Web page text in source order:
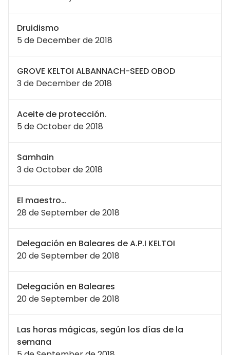
Druidismo
5 de December de 2018
GROVE KELTOI ALBANNACH-SEED OBOD
3 de December de 2018
Aceite de protección.
5 de October de 2018
Samhain
3 de October de 2018
El maestro…
28 de September de 2018
Delegación en Baleares de A.P.I KELTOI
20 de September de 2018
Delegación en Baleares
20 de September de 2018
Las horas mágicas, según los días de la
semana